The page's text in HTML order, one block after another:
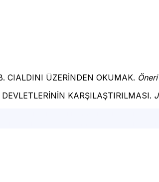
CIALDINI ÜZERİNDEN OKUMAK.
KARŞILAŞTIRILMASI.